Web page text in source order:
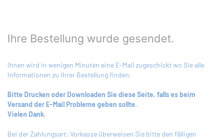
Ihre Bestellung wurde gesendet.
Ihnen wird in wenigen Minuten eine E-Mail zugeschickt wo Sie alle
Informationen zu Ihrer Bestellung finden.
Bitte Drucken oder Downloaden Sie diese Seite, falls es beim
Versand der E-Mail Probleme geben sollte.
Vielen Dank.
Bei der Zahlungsart: Vorkasse überweisen Sie bitte den fälligen